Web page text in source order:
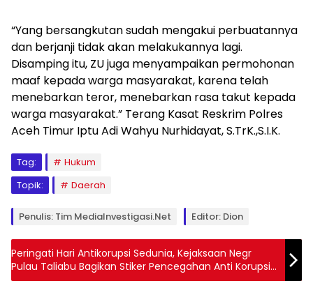
“Yang bersangkutan sudah mengakui perbuatannya
dan berjanji tidak akan melakukannya lagi.
Disamping itu, ZU juga menyampaikan permohonan
maaf kepada warga masyarakat, karena telah
menebarkan teror, menebarkan rasa takut kepada
warga masyarakat.” Terang Kasat Reskrim Polres
Aceh Timur Iptu Adi Wahyu Nurhidayat, S.TrK.,S.I.K.
Tag:
Hukum
Topik:
Daerah
Penulis: Tim MediaInvestigasi.Net Editor: Dion
Peringati Hari Antikorupsi Sedunia, Kejaksaan Negr
Pulau Taliabu Bagikan Stiker Pencegahan Anti Korupsi
Kepada Warga